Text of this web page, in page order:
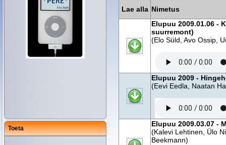
Toeta
Lae alla Nimetus
Elupuu 2009.01.06 -
suurremont)
(Elo Süld, Avo Ossip,
Elupuu 2009 -
(Eevi Eedla, Naatan
Elupuu 2009.03.07 -
(Kalevi Lehtinen, Ülo
Beekmann)